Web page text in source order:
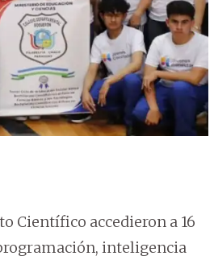
Científico accedieron a 16
inteligencia